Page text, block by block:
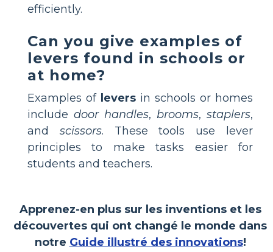
efficiently.
Can you give examples of
levers found in schools or
at home?
Examples of levers in schools or homes
include door handles, brooms, staplers,
and scissors. These tools use lever
principles to make tasks easier for
students and teachers.
Apprenez-en plus sur les inventions et les
découvertes qui ont changé le monde dans
notre Guide illustré des innovations!